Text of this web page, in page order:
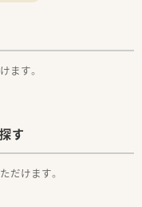
ます。
す
だけます。